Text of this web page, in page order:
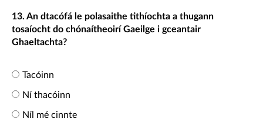
13. An dtacófá le polasaithe tithíochta a thugann
tosaíocht do chónaítheoirí Gaeilge i gceantair
Ghaeltachta?
Tacóinn
Ní thacóinn
Níl mé cinnte